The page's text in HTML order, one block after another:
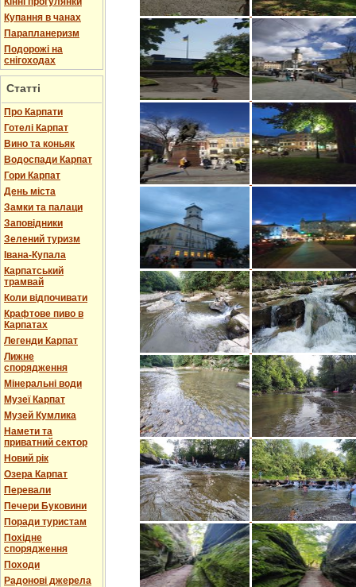
Купання в чанах
Парапланеризм
Подорожі на
снігоходах
Статті
Про Карпати
Готелі Карпат
Вино та коньяк
Водоспади Карпат
Гори Карпат
День міста
Замки та палаци
Заповідники
Зелений туризм
Івана-Купала
Карпатський
трамвай
Коли відпочивати
Крафтове пиво в
Карпатах
Легенди Карпат
Лижне
спорядження
Мінеральні води
Музеї Карпат
Музей Кумлика
Намети та
приватний сектор
Новий рік
Озера Карпат
Перевали
Печери Буковини
Поради туристам
Похідне
спорядження
Походи
Радонові джерела